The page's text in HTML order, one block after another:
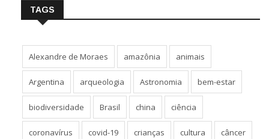
TAGS
Alexandre de Moraes amazônia animais
Argentina arqueologia Astronomia bem-estar
biodiversidade Brasil china ciência
coronavírus covid-19 crianças cultura câncer